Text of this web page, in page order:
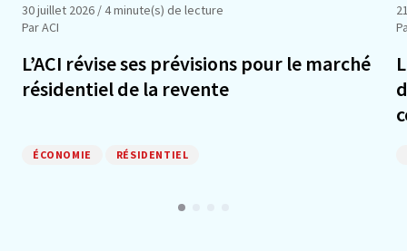
30 juillet 2026 / 4 minute(s) de lecture
Par ACI
L’ACI révise ses prévisions pour le marché
résidentiel de la revente
ÉCONOMIE RÉSIDENTIEL